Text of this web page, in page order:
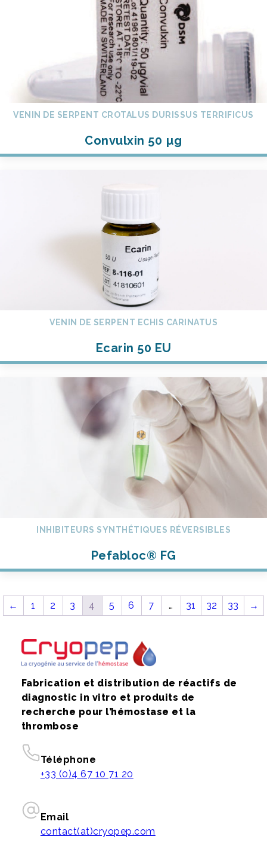
VENIN DE SERPENT CROTALUS DURISSUS TERRIFICUS
Convulxin 50 µg
VENIN DE SERPENT ECHIS CARINATUS
Ecarin 50 EU
INHIBITEURS SYNTHÉTIQUES RÉVERSIBLES
Pefabloc® FG
← 1 2 3 4 5 6 7 … 31 32 33 →
Fabrication et distribution de réactifs de
diagnostic in vitro et produits de
recherche pour l’hémostase et la
thrombose
Téléphone
+33 (0)4 67 10 71 20
Email
contact(at)cryopep.com